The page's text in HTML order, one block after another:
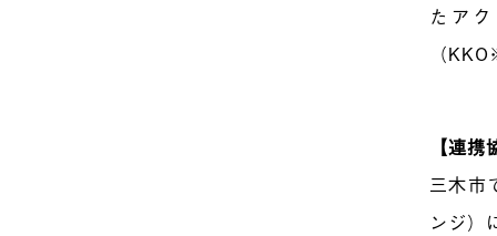
たア
（
【連
三木市
ンジ）